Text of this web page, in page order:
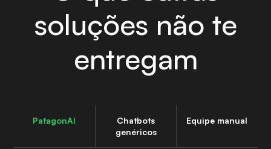
soluções não te
entregam
PatagonAI
Chatbots
genéricos
Equipe manual